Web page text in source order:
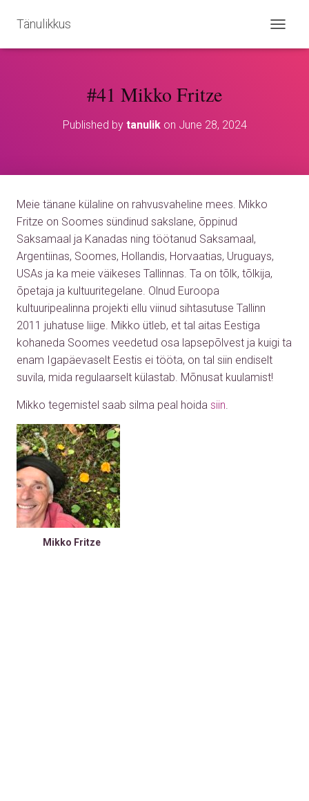
Tänulikkus
O
#41 Mikko Fritze
Published by tanulikon June 28, 2024
Meie tänane külaline on rahvusvaheline mees. Mikko
Fritze on Soomes sündinud sakslane, õppinud
Saksamaal ja Kanadas ning töötanud Saksamaal,
Argentiinas, Soomes, Hollandis, Horvaatias, Uruguays,
USAs ja ka meie väikeses Tallinnas. Ta on tõlk, tõlkija,
õpetaja ja kultuuritegelane. Olnud Euroopa
kultuuripealinna projekti ellu viinud sihtasutuse Tallinn
2011 juhatuse liige. Mikko ütleb, et tal aitas Eestiga
kohaneda Soomes veedetud osa lapsepõlvest ja kuigi ta
enam Igapäevaselt Eestis ei tööta, on tal siin endiselt
suvila, mida regulaarselt külastab. Mõnusat kuulamist!
Mikko tegemistel saab silma peal hoida siin.
Mikko Fritze